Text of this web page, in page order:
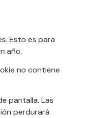
Esto es para
año.
no contiene
pantalla. Las
perdurará